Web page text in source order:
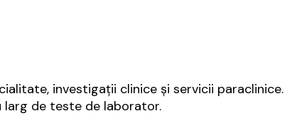
investigații clinice și servicii paraclinice.
de teste de laborator.